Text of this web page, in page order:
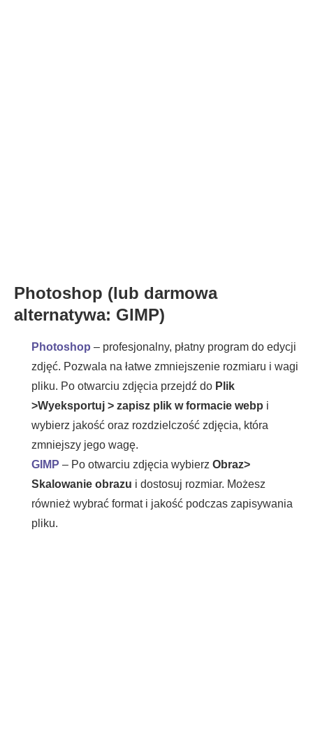
Photoshop (lub darmowa
alternatywa: GIMP)
Photoshop – profesjonalny, płatny program do edycji
zdjęć. Pozwala na łatwe zmniejszenie rozmiaru i wagi
pliku. Po otwarciu zdjęcia przejdź do Plik
>Wyeksportuj > zapisz plik w formacie webp i
wybierz jakość oraz rozdzielczość zdjęcia, która
zmniejszy jego wagę.
GIMP – Po otwarciu zdjęcia wybierz Obraz>
Skalowanie obrazu i dostosuj rozmiar. Możesz
również wybrać format i jakość podczas zapisywania
pliku.